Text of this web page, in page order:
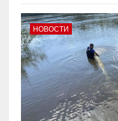
НОВОСТИ